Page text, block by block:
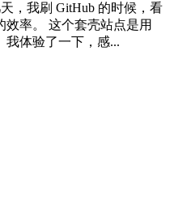
，我刷 GitHub 的时候，看
率。 这个套壳站点是用
我体验了一下，感...